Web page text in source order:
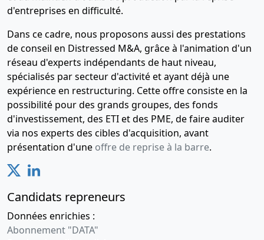
d'entreprises en difficulté.
Dans ce cadre, nous proposons aussi des prestations
de conseil en Distressed M&A, grâce à l'animation d'un
réseau d'experts indépendants de haut niveau,
spécialisés par secteur d'activité et ayant déjà une
expérience en restructuring. Cette offre consiste en la
possibilité pour des grands groupes, des fonds
d'investissement, des ETI et des PME, de faire auditer
via nos experts des cibles d'acquisition, avant
présentation d'une offre de reprise à la barre.
Candidats repreneurs
Données enrichies :
Abonnement "DATA"